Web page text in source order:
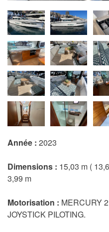
Année : 2023
Dimensions : 15,03 m (
3,99 m
Motorisation : MERCURY
JOYSTICK PILOTING.